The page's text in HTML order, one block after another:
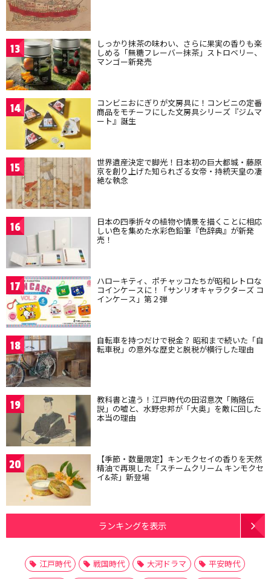
13 しっかり抹茶の味わい、さらに果実の香りも楽
しめる「無糖フレーバー抹茶」ストロベリー、
マンゴー新発売
14 コンビニおにぎりが文房具に！コンビニの定番
商品をモチーフにした文房具シリーズ『ジムマ
ート』誕生
15 世界遺産決定で脚光！日本初の巨大都城・藤原
京を創り上げた知られざる女帝・持統天皇の凄
絶な執念
16 日本の四季折々の植物や情景を描くことに相応
しい色を集めた水彩色鉛筆『色辞典』が新発
売！
17 ハローキティ、ポチャッコたちが昭和レトロな
コインケースに！「サンリオキャラクターズ コ
インケース」第２弾
18 自転車を持つだけで税金？ 昭和まで続いた「自
転車税」の意外な歴史と脱税が横行した理由
19 教科書と違う！江戸時代の田沼意次「賄賂伝
説」の嘘と、水野忠邦が「大奥」を敵に回した
本当の理由
20 【季節・数量限定】キンモクセイの香りを天然
精油で再現した「スチームクリーム キンモクセ
イ&茶」新登場
ランキングを表示
江戸時代 戦国時代 大河ドラマ
平安時代